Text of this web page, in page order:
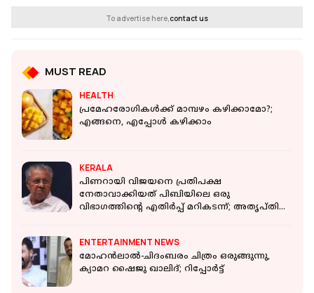
To advertise here,contact us
MUST READ
HEALTH
പ്രമേഹരോഗികള്‍ക്ക് മാമ്പഴം കഴിക്കാമോ?;
എങ്ങനെ, എപ്പോള്‍ കഴിക്കാം
KERALA
പിണറായി വിജയനെ പ്രതിപക്ഷ
നേതാവാക്കിയത് പിബിയിലെ ഒരു
വിഭാഗത്തിന്റെ എതിർപ്പ് മറികടന്ന്; അതൃപ്തി
ENTERTAINMENT NEWS
മോഹൻലാൽ-ചിദംബരം ചിത്രം ഒരുങ്ങുന്നു,
ക്യാമറ ഷൈജു ഖാലിദ്; റിപ്പോർട്ട്